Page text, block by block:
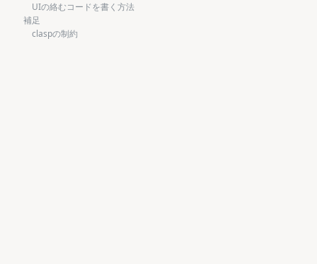
UIの絡むコードを書く方法
補足
claspの制約